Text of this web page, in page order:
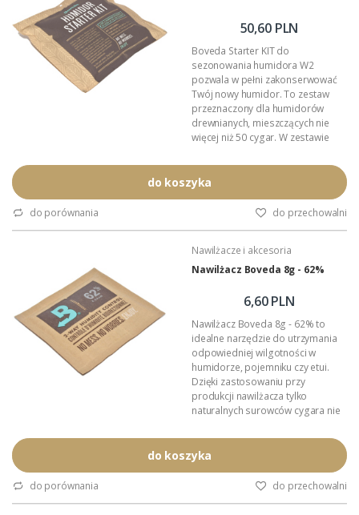
50,60 PLN
Boveda Starter KIT do
sezonowania humidora W2
pozwala w pełni zakonserwować
Twój nowy humidor. To zestaw
przeznaczony dla humidorów
drewnianych, mieszczących nie
więcej niż 50 cygar. W zestawie
Boveda, o wadze 60 gramów
każda. Dwie saszetki Boveda o
zadanej wilgotności 84%, tworzą
lepsze uszczelnienie i
dwie saszetki o względnej
wilgotności 72%...
do koszyka
do porównania do przechowalni
Nawilżacze i akcesoria
Nawilżacz Boveda 8g - 62%
6,60 PLN
Nawilżacz Boveda 8g - 62% to
idealne narzędzie do utrzymania
odpowiedniej wilgotności w
humidorze, pojemniku czy etui.
Dzięki zastosowaniu przy
produkcji nawilżacza tylko
naturalnych surowców cygara nie
aromatów. Podczas pracy
pochłania i oddaje do otoczenia
całkowicie hermetycznym
do koszyka
do porównania do przechowalni